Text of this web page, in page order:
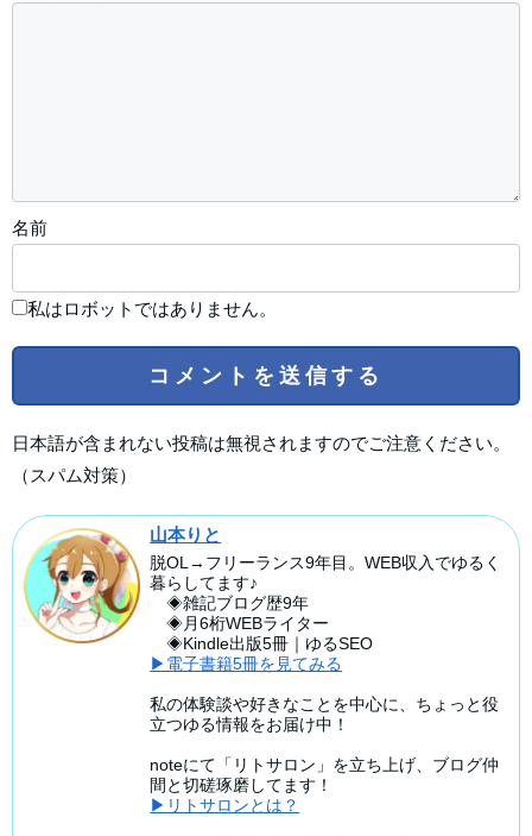
名前
私はロボットではありません。
日本語が含まれない投稿は無視されますのでご注意ください。
（スパム対策）
山本りと
脱OL→フリーランス9年目。WEB収入でゆるく
暮らしてます♪
◈雑記ブログ歴9年
◈月6桁WEBライター
◈Kindle出版5冊｜ゆるSEO
▶電子書籍5冊を見てみる
私の体験談や好きなことを中心に、ちょっと役
立つゆる情報をお届け中！
noteにて「リトサロン」を立ち上げ、ブログ仲
間と切磋琢磨してます！
▶リトサロンとは？